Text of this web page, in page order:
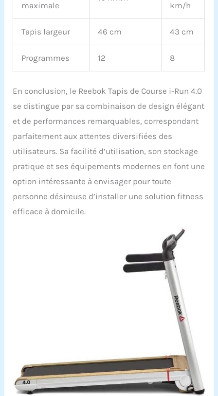
maximale
km/h
Tapis largeur 46 cm 43 cm
Programmes 12 8
En conclusion, le Reebok Tapis de Course i-Run 4.0
se distingue par sa combinaison de design élégant
et de performances remarquables, correspondant
parfaitement aux attentes diversifiées des
utilisateurs. Sa facilité d’utilisation, son stockage
pratique et ses équipements modernes en font une
option intéressante à envisager pour toute
personne désireuse d’installer une solution fitness
efficace à domicile.